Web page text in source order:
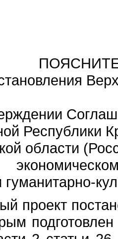
Республики
области
гуманитарно-
проект